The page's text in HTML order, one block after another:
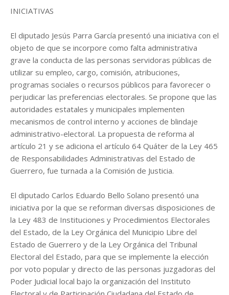
INICIATIVAS
El diputado Jesús Parra García presentó una iniciativa con el
objeto de que se incorpore como falta administrativa
grave la conducta de las personas servidoras públicas de
utilizar su empleo, cargo, comisión, atribuciones,
programas sociales o recursos públicos para favorecer o
perjudicar las preferencias electorales. Se propone que las
autoridades estatales y municipales implementen
mecanismos de control interno y acciones de blindaje
administrativo-electoral. La propuesta de reforma al
artículo 21 y se adiciona el artículo 64 Quáter de la Ley 465
de Responsabilidades Administrativas del Estado de
Guerrero, fue turnada a la Comisión de Justicia.
El diputado Carlos Eduardo Bello Solano presentó una
iniciativa por la que se reforman diversas disposiciones de
la Ley 483 de Instituciones y Procedimientos Electorales
del Estado, de la Ley Orgánica del Municipio Libre del
Estado de Guerrero y de la Ley Orgánica del Tribunal
Electoral del Estado, para que se implemente la elección
por voto popular y directo de las personas juzgadoras del
Poder Judicial local bajo la organización del Instituto